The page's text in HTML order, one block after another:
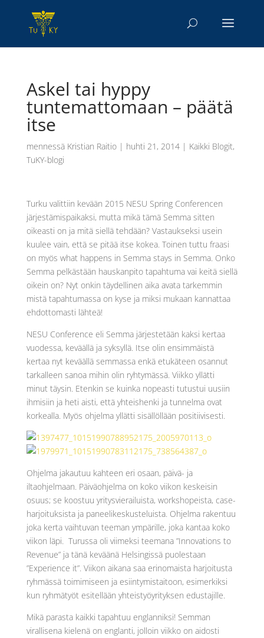
Askel tai hyppy
tuntemattomaan – päätä
itse
mennessä Kristian Raitio| huhti 21, 2014| Kaikki Blogit,
TuKY-blogi
Turku valittiin kevään 2015 NESU Spring Conferencen
järjestämispaikaksi, mutta mikä tämä Semma sitten
oikeasti on ja mitä siellä tehdään? Vastaukseksi usein
kuulee vain, että se pitää itse kokea. Toinen tuttu fraasi
on myös what happens in Semma stays in Semma. Onko
Semma pelkästään hauskanpito tapahtuma vai keitä siellä
oikein on? Nyt onkin täydellinen aika avata tarkemmin
mistä tapahtumassa on kyse ja miksi mukaan kannattaa
ehdottomasti lähteä!
NESU Conference eli Semma järjestetään kaksi kertaa
vuodessa, keväällä ja syksyllä. Itse olin ensimmäistä
kertaa nyt keväällä semmassa enkä etukäteen osannut
tarkalleen sanoa mihin olin ryhtymässä. Viikko yllätti
minut täysin. Etenkin se kuinka nopeasti tutustui uusiin
ihmisiin ja heti aisti, että yhteishenki ja tunnelma ovat
korkealla. Myös ohjelma yllätti sisällöllään positiivisesti.
Ohjelma jakautuu kahteen eri osaan, päivä- ja
iltaohjelmaan. Päiväohjelma on koko viikon keskeisin
osuus; se koostuu yritysvierailuista, workshopeista, case-
harjoituksista ja paneelikeskusteluista. Ohjelma rakentuu
joka kerta vaihtuvan teeman ympärille, joka kantaa koko
viikon läpi. Turussa oli viimeksi teemana ”Innovations to
Revenue” ja tänä keväänä Helsingissä puolestaan
”Experience it”. Viikon aikana saa erinomaista harjoitusta
ryhmässä toimimiseen ja esiintymistaitoon, esimerkiksi
kun ryhmätyöt esitellään yhteistyöyrityksen edustajille.
Mikä parasta kaikki tapahtuu englanniksi! Semman
virallisena kielenä on englanti, jolloin viikko on aidosti